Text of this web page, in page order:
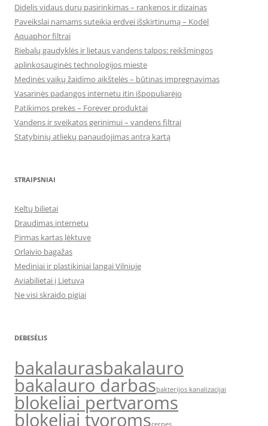
Didelis vidaus durų pasirinkimas – rankenos ir dizainas
Paveikslai namams suteikia erdvei išskirtinumą – Kodėl
Aquaphor filtrai
Riebalų gaudyklės ir lietaus vandens talpos: reikšmingos
aplinkosauginės technologijos mieste
Medinės vaikų žaidimo aikštelės – būtinas impregnavimas
Vasarinės padangos internetu itin išpopuliarėjo
Patikimos prekės – Forever produktai
Vandens ir sveikatos gerinimui – vandens filtrai
Statybinių atliekų panaudojimas antrą kartą
STRAIPSNIAI
Keltų bilietai
Draudimas internetu
Pirmas kartas lėktuve
Orlaivio bagažas
Mediniai ir plastikiniai langai Vilniuje
Aviabilietai į Lietuvą
Ne visi skraido pigiai
DEBESĖLIS
bakalaurasbakalauro
bakalauro darbasbakterijos kanalizacijai
blokeliai pertvaroms
blokeliai tvoromscerpes